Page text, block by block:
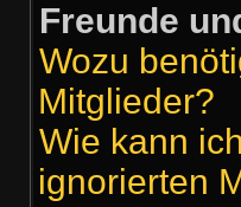
Freunde
Wozu
Mitglieder?
Wie kann
ignorierten